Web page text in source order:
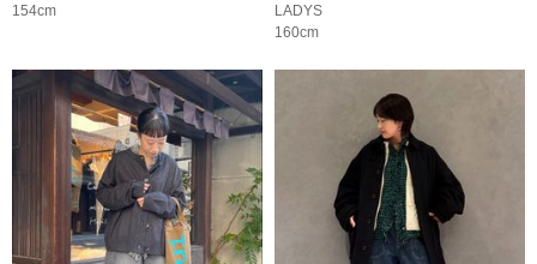
154cm
LADYS
160cm